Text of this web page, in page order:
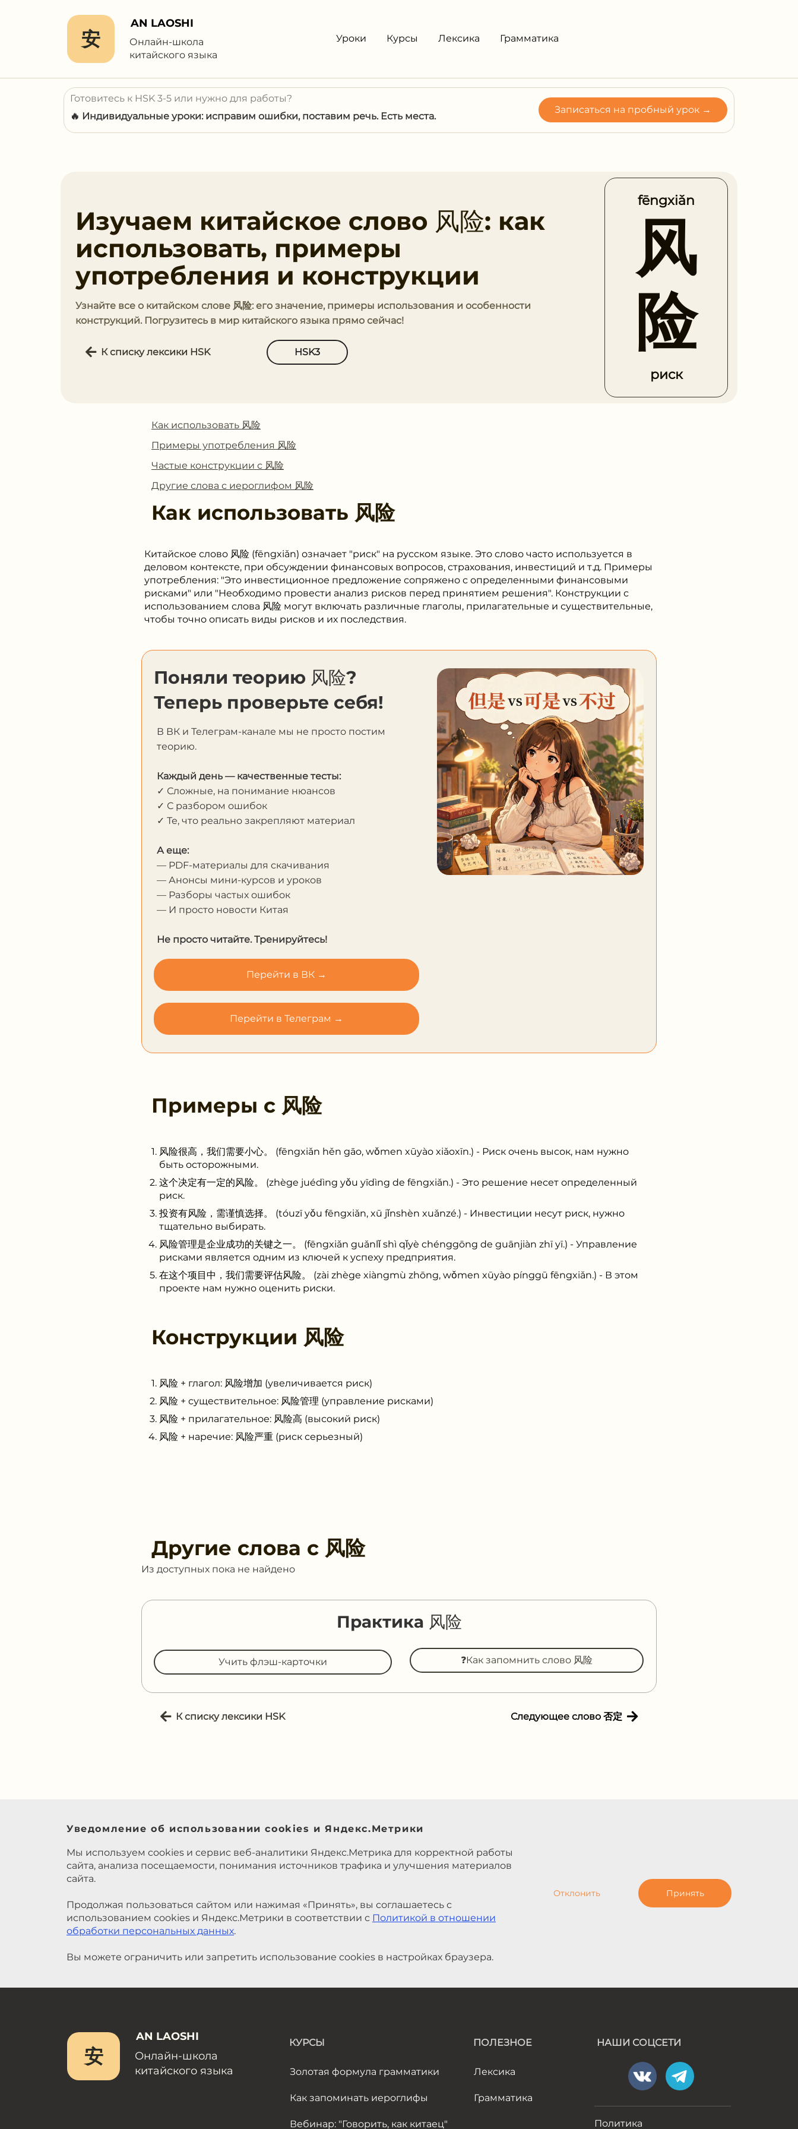
安
AN LAOSHI
Онлайн-школа
китайского языка
Уроки Курсы Лексика Грамматика
Готовитесь к HSK 3-5 или нужно для работы?
🔥 Индивидуальные уроки: исправим ошибки, поставим речь. Есть места.
Записаться на пробный урок →
Изучаем китайское слово 风险: как
использовать, примеры
употребления и конструкции
Узнайте все о китайском слове 风险: его значение, примеры использования и особенности
конструкций. Погрузитесь в мир китайского языка прямо сейчас!
К списку лексики HSK HSK3
fēngxiǎn
风
险
риск
Как использовать 风险
Примеры употребления 风险
Частые конструкции с 风险
Другие слова с иероглифом 风险
Как использовать 风险
Китайское слово 风险 (fēngxiǎn) означает "риск" на русском языке. Это слово часто используется в
деловом контексте, при обсуждении финансовых вопросов, страхования, инвестиций и т.д. Примеры
употребления: "Это инвестиционное предложение сопряжено с определенными финансовыми
рисками" или "Необходимо провести анализ рисков перед принятием решения". Конструкции с
использованием слова 风险 могут включать различные глаголы, прилагательные и существительные,
чтобы точно описать виды рисков и их последствия.
Поняли теорию 风险?
Теперь проверьте себя!
В ВК и Телеграм-канале мы не просто постим
теорию.
Каждый день — качественные тесты:
✓ Сложные, на понимание нюансов
✓ С разбором ошибок
✓ Те, что реально закрепляют материал
А еще:
— PDF-материалы для скачивания
— Анонсы мини-курсов и уроков
— Разборы частых ошибок
— И просто новости Китая
Не просто читайте. Тренируйтесь!
Перейти в ВК →
Перейти в Телеграм →
Примеры с 风险
风险很高，我们需要小心。 (fēngxiǎn hěn gāo, wǒmen xūyào xiǎoxīn.) - Риск очень высок, нам нужно
быть осторожными.
这个决定有一定的风险。 (zhège juédìng yǒu yīdìng de fēngxiǎn.) - Это решение несет определенный
риск.
投资有风险，需谨慎选择。 (tóuzī yǒu fēngxiǎn, xū jǐnshèn xuǎnzé.) - Инвестиции несут риск, нужно
тщательно выбирать.
风险管理是企业成功的关键之一。 (fēngxiǎn guǎnlǐ shì qǐyè chénggōng de guānjiàn zhī yī.) - Управление
рисками является одним из ключей к успеху предприятия.
在这个项目中，我们需要评估风险。 (zài zhège xiàngmù zhōng, wǒmen xūyào pínggū fēngxiǎn.) - В этом
проекте нам нужно оценить риски.
Конструкции 风险
风险 + глагол: 风险增加 (увеличивается риск)
风险 + существительное: 风险管理 (управление рисками)
风险 + прилагательное: 风险高 (высокий риск)
风险 + наречие: 风险严重 (риск серьезный)
Другие слова с 风险
Из доступных пока не найдено
Практика 风险
Учить флэш-карточки ❓Как запомнить слово 风险
К списку лексики HSK Следующее слово 否定
Уведомление об использовании cookies и Яндекс.Метрики
Мы используем cookies и сервис веб-аналитики Яндекс.Метрика для корректной работы
сайта, анализа посещаемости, понимания источников трафика и улучшения материалов
сайта.
Продолжая пользоваться сайтом или нажимая «Принять», вы соглашаетесь с
использованием cookies и Яндекс.Метрики в соответствии с Политикой в отношении
обработки персональных данных.
Вы можете ограничить или запретить использование cookies в настройках браузера.
Отклонить Принять
安
AN LAOSHI
Онлайн-школа
китайского языка
КУРСЫ
Золотая формула грамматики
Как запоминать иероглифы
Вебинар: "Говорить, как китаец"
ПОЛЕЗНОЕ
Лексика
Грамматика
НАШИ СОЦСЕТИ
Политика